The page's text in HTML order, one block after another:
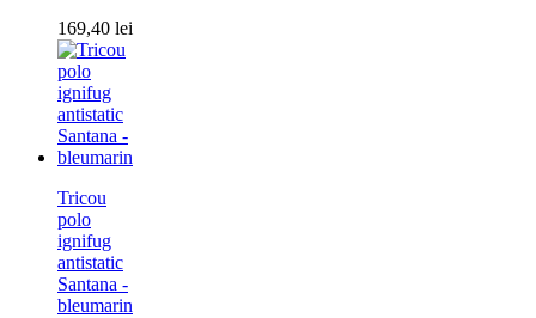
169,40 lei
Tricou
polo
ignifug
antistatic
Santana -
bleumarin